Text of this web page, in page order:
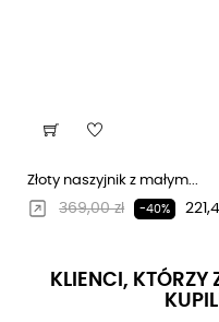
Złoty naszyjnik z małym...
Regularna cena
369,00 zł -40%
KLIENCI, KTÓRZY